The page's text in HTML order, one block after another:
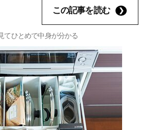
この記事を読む
てひとめで中身が分かる